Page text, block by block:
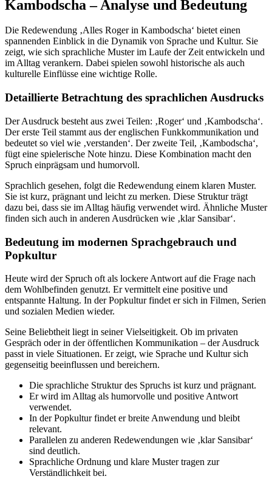
Kambodscha – Analyse und Bedeutung
Die Redewendung ‚Alles Roger in Kambodscha‘ bietet einen
spannenden Einblick in die Dynamik von Sprache und Kultur. Sie
zeigt, wie sich sprachliche Muster im Laufe der Zeit entwickeln und
im Alltag verankern. Dabei spielen sowohl historische als auch
kulturelle Einflüsse eine wichtige Rolle.
Detaillierte Betrachtung des sprachlichen Ausdrucks
Der Ausdruck besteht aus zwei Teilen: ‚Roger‘ und ‚Kambodscha‘.
Der erste Teil stammt aus der englischen Funkkommunikation und
bedeutet so viel wie ‚verstanden‘. Der zweite Teil, ‚Kambodscha‘,
fügt eine spielerische Note hinzu. Diese Kombination macht den
Spruch einprägsam und humorvoll.
Sprachlich gesehen, folgt die Redewendung einem klaren Muster.
Sie ist kurz, prägnant und leicht zu merken. Diese Struktur trägt
dazu bei, dass sie im Alltag häufig verwendet wird. Ähnliche Muster
finden sich auch in anderen Ausdrücken wie ‚klar Sansibar‘.
Bedeutung im modernen Sprachgebrauch und
Popkultur
Heute wird der Spruch oft als lockere Antwort auf die Frage nach
dem Wohlbefinden genutzt. Er vermittelt eine positive und
entspannte Haltung. In der Popkultur findet er sich in Filmen, Serien
und sozialen Medien wieder.
Seine Beliebtheit liegt in seiner Vielseitigkeit. Ob im privaten
Gespräch oder in der öffentlichen Kommunikation – der Ausdruck
passt in viele Situationen. Er zeigt, wie Sprache und Kultur sich
gegenseitig beeinflussen und bereichern.
Die sprachliche Struktur des Spruchs ist kurz und prägnant.
Er wird im Alltag als humorvolle und positive Antwort
verwendet.
In der Popkultur findet er breite Anwendung und bleibt
relevant.
Parallelen zu anderen Redewendungen wie ‚klar Sansibar‘
sind deutlich.
Sprachliche Ordnung und klare Muster tragen zur
Verständlichkeit bei.